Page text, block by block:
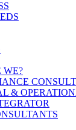
WE?
&